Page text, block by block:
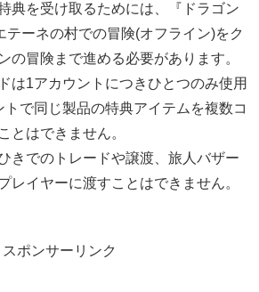
典を受け取るためには、『ドラゴン
テーネの村での冒険(オフライン)をク
の冒険まで進める必要があります。
は1アカウントにつきひとつのみ使用
で同じ製品の特典アイテムを複数コ
とはできません。
きでのトレードや譲渡、旅人バザー
レイヤーに渡すことはできません。
スポンサーリンク